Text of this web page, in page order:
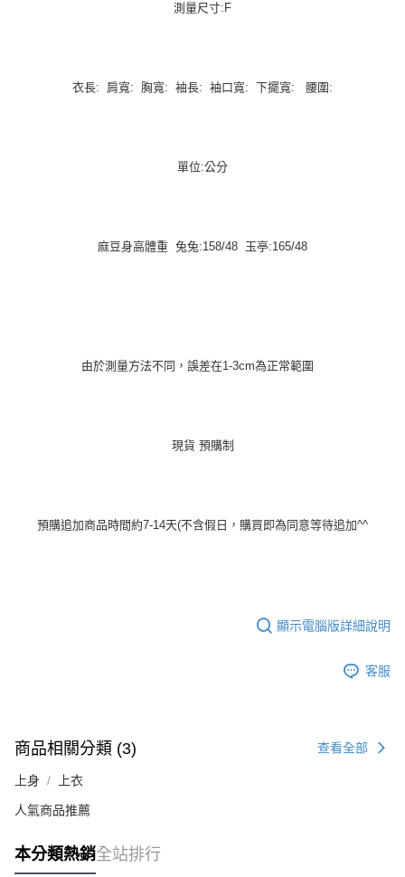
測量尺寸:F
衣長: 肩寬: 胸寬: 袖長: 袖口寬: 下擺寬: 腰圍:
單位:公分
麻豆身高體重 兔兔:158/48 玉亭:165/48
由於測量方法不同，誤差在1-3cm為正常範圍
現貨 預購制
預購追加商品時間約7-14天(不含假日，購買即為同意等待追加^^
顯示電腦版詳細說明
客服
商品相關分類 (3) 查看全部
上身 上衣
人氣商品推薦
本分類熱銷全站排行